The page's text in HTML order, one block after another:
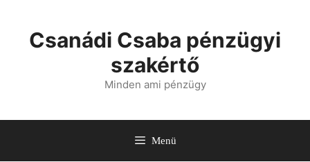
Csanádi Csaba pénzügyi
szakértő
Minden ami pénzügy
Menü